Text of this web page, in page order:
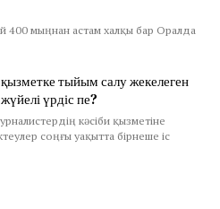
мыңнан астам халқы бар Оралда
тыйым салу жекелеген
үрдіс пе?
кәсіби қызметіне
соңғы уақытта бірнеше іс